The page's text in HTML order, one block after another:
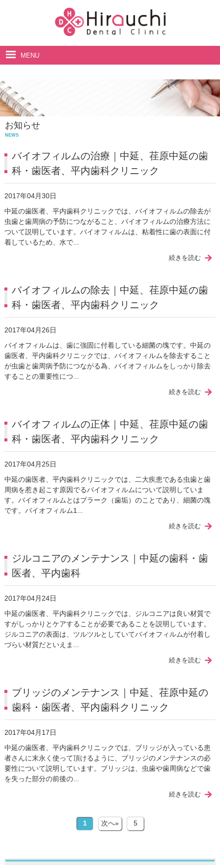
MENU
アクセス・診療時間
お知らせ
NEWS
バイオフィルムの治療｜中延、荏原中延の歯
科・歯医者、平内歯科クリニック
2017年04月30日
中延の歯医者、平内歯科クリニックでは、バイオフィルムの除去が
虫歯と歯周病の予防につながること、バイオフィルムの治療方法に
ついて説明しています。バイオフィルムは、粘着性に歯の表面に付
着しているため、水で...
続きを読む
バイオフィルムの除去｜中延、荏原中延の歯
科・歯医者、平内歯科クリニック
2017年04月26日
バイオフィルムは、歯に強固に付着している細菌の塊です。中延の
歯医者、平内歯科クリニックでは、バイオフィルムを除去すること
が虫歯と歯周病予防につながる為、バイオフィルムをしっかり除去
することの重要性につ...
続きを読む
バイオフィルムの正体｜中延、荏原中延の歯
科・歯医者、平内歯科クリニック
2017年04月25日
中延の歯医者、平内歯科クリニックでは、二大疾患である虫歯と歯
周病を惹き起こす原因でるバイオフィルムについて説明していま
す。バイオフィルムとはプラーク（歯垢）のことであり、細菌の塊
です。バイオフィルム1...
続きを読む
ジルコニアのメンテナンス｜中延の歯科・歯
医者、平内歯科
2017年04月24日
中延の歯医者、平内歯科クリニックでは、ジルコニアは良い材質で
すがしっかりとケアすることが必要であることを説明しています。
ジルコニアの表面は、ツルツルとしていてバイオフィルムが付着し
づらい材質だといえま...
続きを読む
ブリッジのメンテナンス｜中延、荏原中延の
歯科・歯医者、平内歯科クリニック
2017年04月17日
中延の歯医者、平内歯科クリニックでは、ブリッジが入っている患
者さんに末永く使って頂けるように、ブリッジのメンテナンスの必
要性について説明しています。ブリッジは、虫歯や歯周病などで歯
を失った部分の前後の...
続きを読む
1 次へ» 5